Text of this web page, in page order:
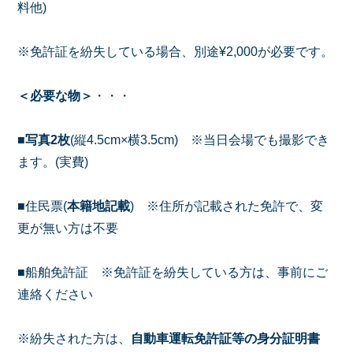
料他)
※免許証を紛失している場合、別途¥2,000が必要です。
＜必要な物＞ ・・・
■写真2枚(縦4.5cm×横3.5cm) ※当日会場でも撮影でき
ます。(実費)
■住民票(本籍地記載) ※住所が記載された免許で、変
更が無い方は不要
■船舶免許証 ※免許証を紛失している方は、事前にご
連絡ください
※紛失された方は、 自動車運転免許証等の身分証明書